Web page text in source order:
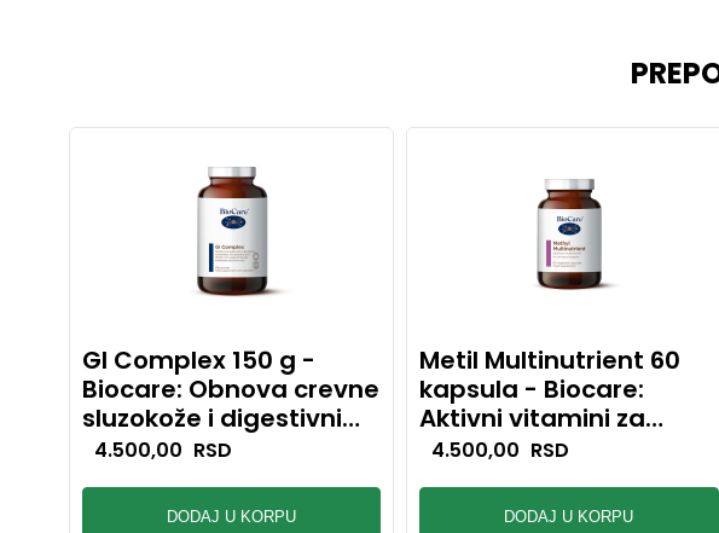
GI Complex 150 g -
Biocare: Obnova crevne
sluzokože i digestivni
balans
4.500,00 RSD
DODAJ U KORPU
Metil Multinutrient 60
kapsula - Biocare:
Aktivni vitamini za
energiju i ćelijsku
4.500,00 RSD
DODAJ U KORPU